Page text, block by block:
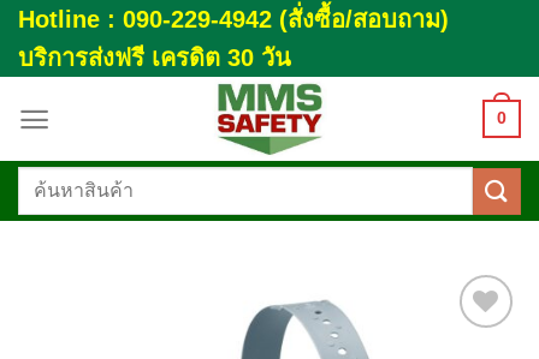
Skip
to
content
Hotline : 090-229-4942 (สั่งซื้อ/สอบถาม)
บริการส่งฟรี เครดิต 30 วัน
0
ค้นหา: